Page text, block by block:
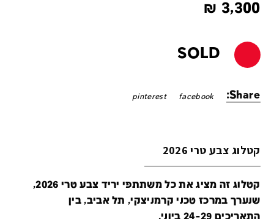
3,300
₪
SOLD
Share:
facebook
pinterest
קטלוג צבע טרי 2026
קטלוג זה מציג את כל משתתפי יריד צבע טרי 2026,
שנערך במרכז טכני קרמניצקי, תל אביב, בין